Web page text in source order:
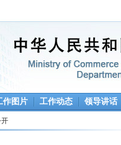
作图片 工作动态 领导讲话